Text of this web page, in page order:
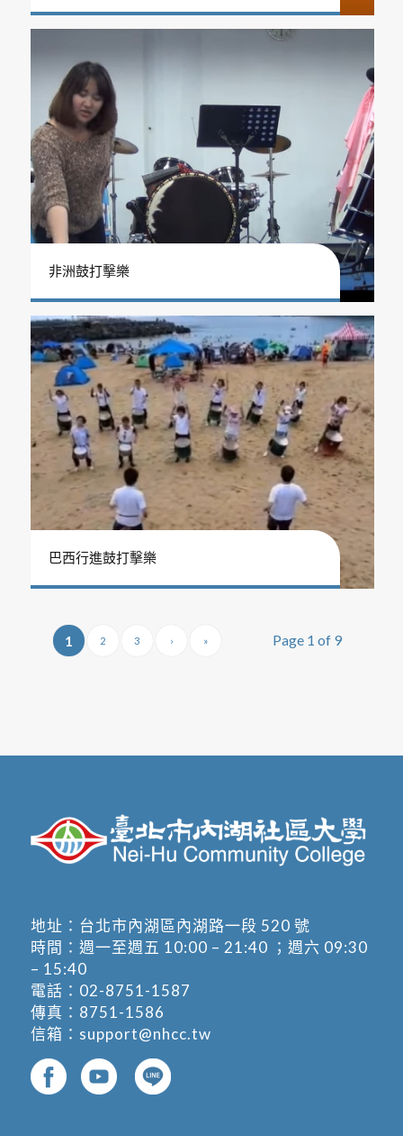
非洲鼓打擊樂
巴西行進鼓打擊樂
Page 1 of 9
1 2 3 › »
地址： 台北市內湖區內湖路一段 520 號
時間：週一至週五 10:00 – 21:40 ；週六 09:30
– 15:40
電話： 02-8751-1587
傳真：8751-1586
信箱： support@nhcc.tw